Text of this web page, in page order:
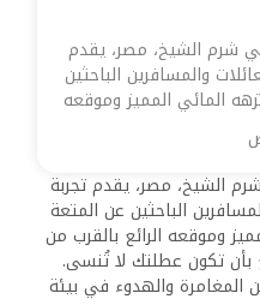
شرم الشيخ، مصر، يقدم
والمسافرين الباحثين
المائي المميز وموقعه
الشيخ، مصر، يقدم تجربة
الباحثين عن المتعة
وموقعه الرائع بالقرب من
بأن تكون عطلتك لا تُنسى.
المغامرة والهدوء في بيئة